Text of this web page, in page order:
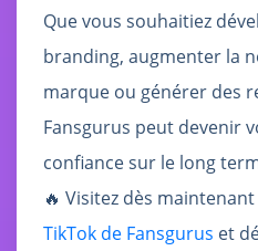
Que vous souhaitiez
branding, augmenter la
marque ou générer des
Fansgurus peut devenir
confiance sur le long
🔥 Visitez dès maintenant
TikTok de Fansgurus et